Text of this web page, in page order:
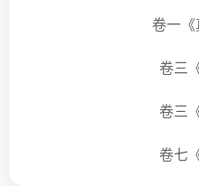
奴可不愿意失掉这个好机
的工装并说道：“我怕弄坏
卷一《
卷三
卷三
卷七